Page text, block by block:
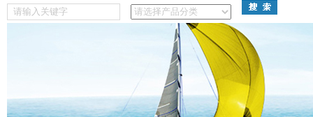
服务流程 关于金绿建
关于金绿建
球墨铸铁管 宝井检查井